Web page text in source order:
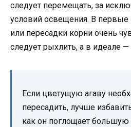
следует перемещать, за
условий освещения. В первые
или пересадки корни очень
следует рыхлить, а в идеале
Если цветущую агаву
пересадить, лучше
как он поглощает большую